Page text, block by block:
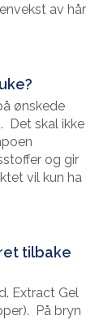
av hår
ønskede
Det skal ikke
og gir
vil kun ha
tilbake
Extract Gel
På bryn